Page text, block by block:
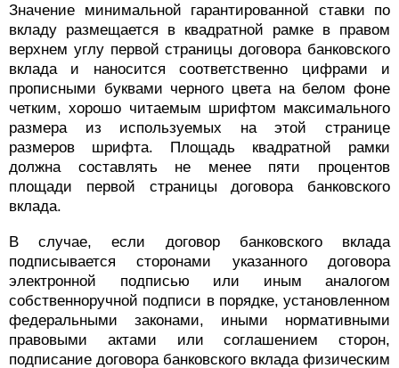
Значение минимальной гарантированной ставки по
вкладу размещается в квадратной рамке в правом
верхнем углу первой страницы договора банковского
вклада и наносится соответственно цифрами и
прописными буквами черного цвета на белом фоне
четким, хорошо читаемым шрифтом максимального
размера из используемых на этой странице
размеров шрифта. Площадь квадратной рамки
должна составлять не менее пяти процентов
площади первой страницы договора банковского
вклада.
В случае, если договор банковского вклада
подписывается сторонами указанного договора
электронной подписью или иным аналогом
собственноручной подписи в порядке, установленном
федеральными законами, иными нормативными
правовыми актами или соглашением сторон,
подписание договора банковского вклада физическим